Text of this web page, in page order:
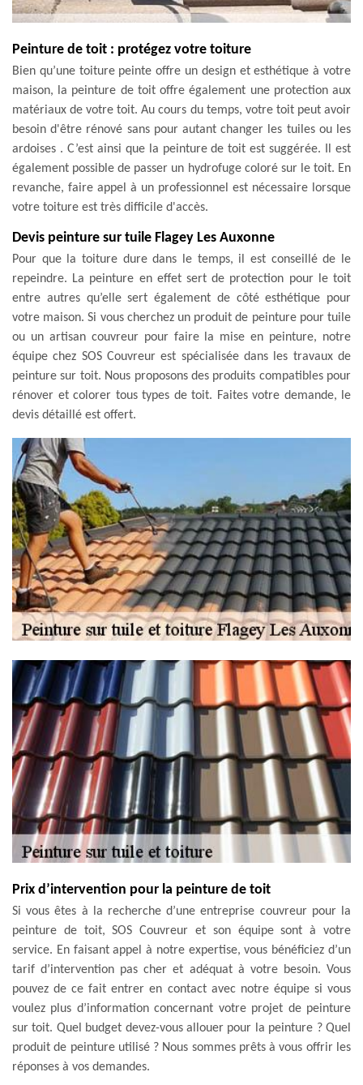
Peinture de toit : protégez votre toiture
Bien qu’une toiture peinte offre un design et esthétique à votre
maison, la peinture de toit offre également une protection aux
matériaux de votre toit. Au cours du temps, votre toit peut avoir
besoin d'être rénové sans pour autant changer les tuiles ou les
ardoises . C’est ainsi que la peinture de toit est suggérée. Il est
également possible de passer un hydrofuge coloré sur le toit. En
revanche, faire appel à un professionnel est nécessaire lorsque
votre toiture est très difficile d'accès.
Devis peinture sur tuile Flagey Les Auxonne
Pour que la toiture dure dans le temps, il est conseillé de le
repeindre. La peinture en effet sert de protection pour le toit
entre autres qu’elle sert également de côté esthétique pour
votre maison. Si vous cherchez un produit de peinture pour tuile
ou un artisan couvreur pour faire la mise en peinture, notre
équipe chez SOS Couvreur est spécialisée dans les travaux de
peinture sur toit. Nous proposons des produits compatibles pour
rénover et colorer tous types de toit. Faites votre demande, le
devis détaillé est offert.
Prix d’intervention pour la peinture de toit
Si vous êtes à la recherche d’une entreprise couvreur pour la
peinture de toit, SOS Couvreur et son équipe sont à votre
service. En faisant appel à notre expertise, vous bénéficiez d’un
tarif d’intervention pas cher et adéquat à votre besoin. Vous
pouvez de ce fait entrer en contact avec notre équipe si vous
voulez plus d’information concernant votre projet de peinture
sur toit. Quel budget devez-vous allouer pour la peinture ? Quel
produit de peinture utilisé ? Nous sommes prêts à vous offrir les
réponses à vos demandes.